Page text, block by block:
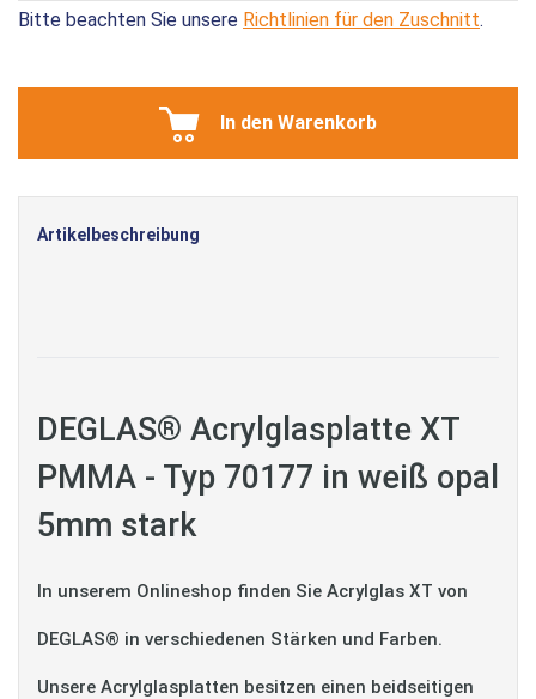
Bitte beachten Sie unsere Richtlinien für den Zuschnitt.
In den Warenkorb
Artikelbeschreibung
DEGLAS® Acrylglasplatte XT
PMMA - Typ 70177 in weiß opal
5mm stark
In unserem Onlineshop finden Sie Acrylglas XT von
DEGLAS® in verschiedenen Stärken und Farben.
Unsere Acrylglasplatten besitzen einen beidseitigen